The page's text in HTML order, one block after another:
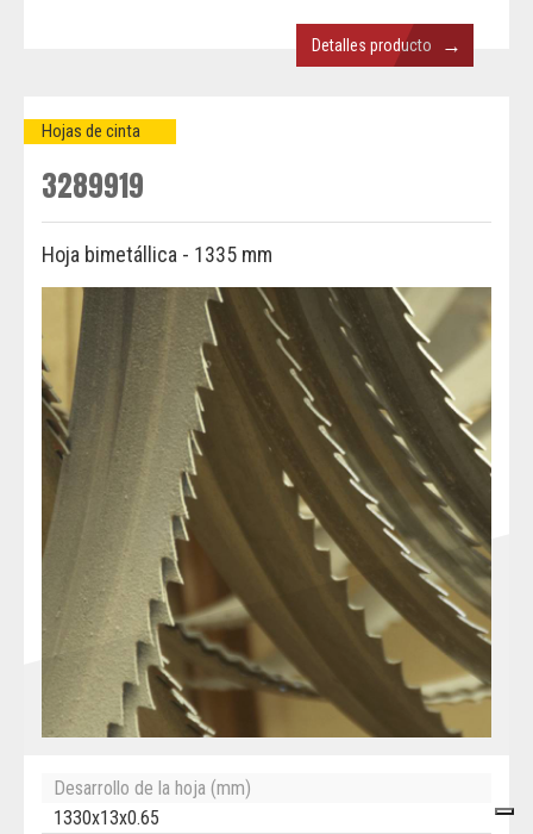
Detalles producto →
Hojas de cinta
3289919
Hoja bimetállica - 1335 mm
Desarrollo de la hoja (mm)
1330x13x0.65